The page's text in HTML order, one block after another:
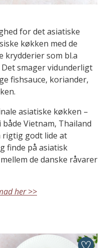
for det asiatiske
køkken med de
krydderier som bl.a
smager vidunderligt
fishsauce, koriander,
asiatiske køkken –
Vietnam, Thailand
rigtig godt lide at
finde på asiatisk
de danske råvarer
her >>